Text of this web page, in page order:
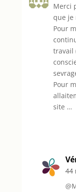
Merci
que je
Pour
travail
Pour
site …
44